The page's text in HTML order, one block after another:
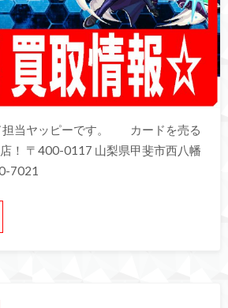
担当ヤッピーです。 カードを売る
！ 〒400-0117 山梨県甲斐市西八幡
7021